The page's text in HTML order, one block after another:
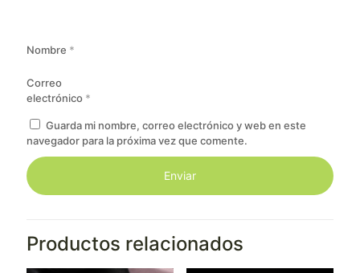
Nombre *
Correo
electrónico *
Guarda mi nombre, correo electrónico y web en este
navegador para la próxima vez que comente.
Productos relacionados